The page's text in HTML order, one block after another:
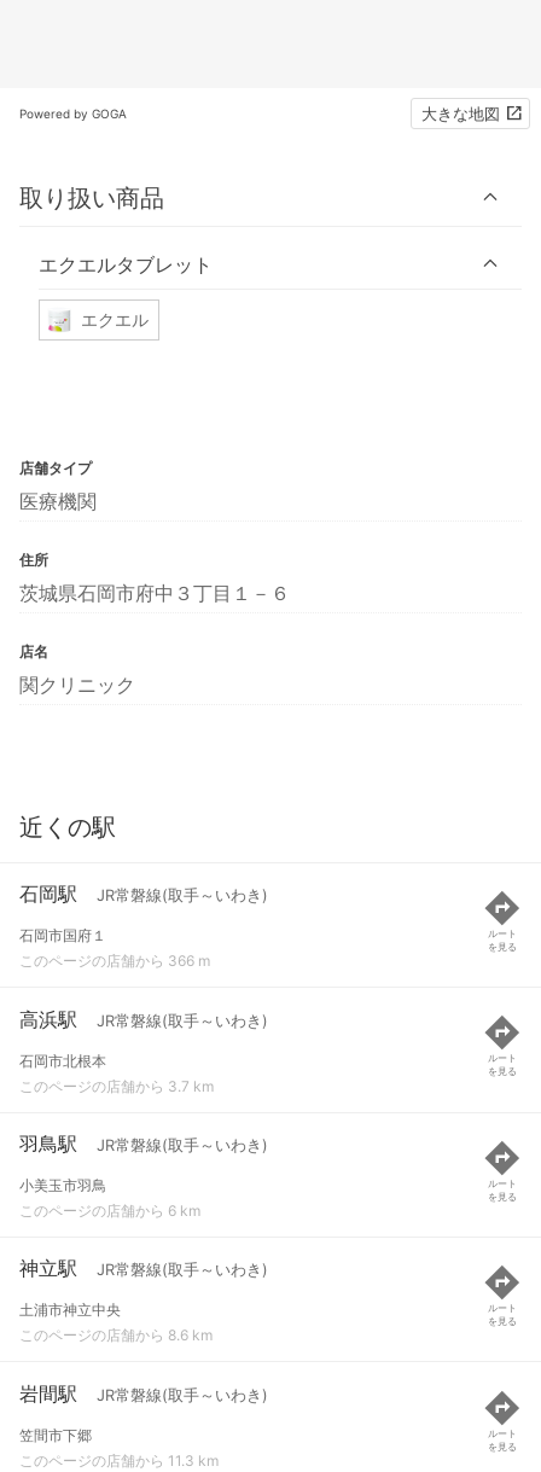
Powered by GOGA 大きな地図
取り扱い商品
エクエルタブレット
エクエル
店舗タイプ
医療機関
住所
茨城県石岡市府中３丁目１－６
店名
関クリニック
近くの駅
石岡駅 JR常磐線(取手～いわき)
石岡市国府１
このページの店舗から 366 m
ルート
を見る
高浜駅 JR常磐線(取手～いわき)
石岡市北根本
このページの店舗から 3.7 km
ルート
を見る
羽鳥駅 JR常磐線(取手～いわき)
小美玉市羽鳥
このページの店舗から 6 km
ルート
を見る
神立駅 JR常磐線(取手～いわき)
土浦市神立中央
このページの店舗から 8.6 km
ルート
を見る
岩間駅 JR常磐線(取手～いわき)
笠間市下郷
このページの店舗から 11.3 km
ルート
を見る